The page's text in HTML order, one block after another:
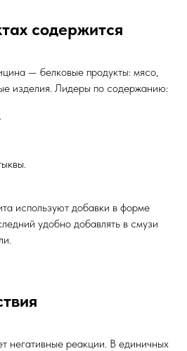
содержится
— белковые продукты: мясо,
изделия. Лидеры по содержанию:
используют добавки в форме
удобно добавлять в смузи
негативные реакции. В единичных